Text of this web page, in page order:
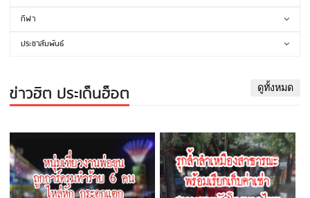
กีฬา
ประชาสัมพันธ์
ข่าวฮิต ประเด็นฮ็อต ดูทั้งหมด